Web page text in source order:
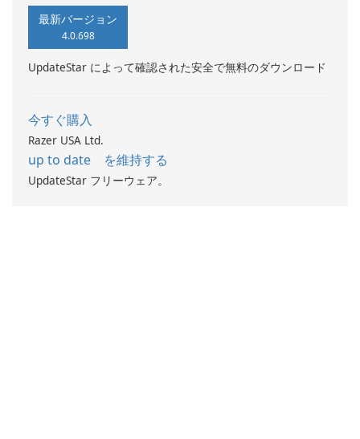
最新バージョン
4.0.698
UpdateStar によって確認された安全で無料のダウンロード
今すぐ購入
Razer USA Ltd.
up to date を維持する
UpdateStar フリーウェア。